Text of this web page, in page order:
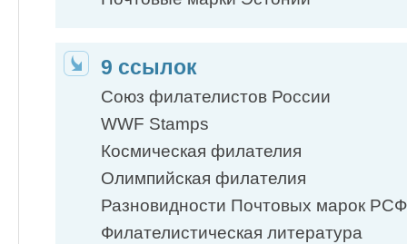
9 ссылок
Союз филателистов России
WWF Stamps
Космическая филателия
Олимпийская филателия
Разновидности Почтовых марок
Филателистическая литература